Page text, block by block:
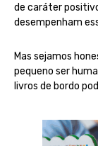
de caráter
desempenham
Mas sejamos
pequeno ser
livros de bordo